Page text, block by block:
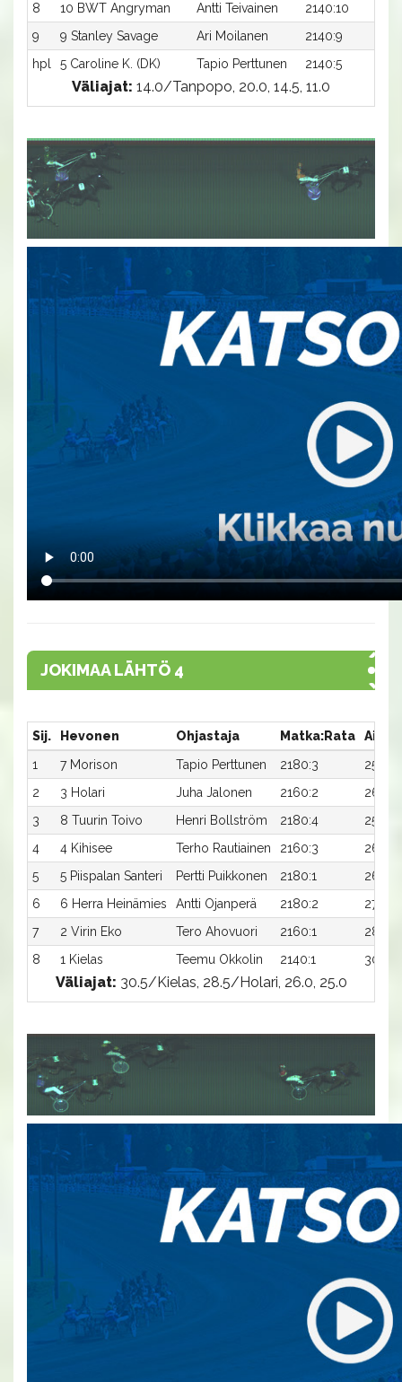
8
10 BWT Angryman Antti Teivainen 2140:10
9
9 Stanley Savage Ari Moilanen 2140:9
hpl
5 Caroline K. (DK) Tapio Perttunen 2140:5
Väliajat: 14.0/Tanpopo, 20.0, 14.5, 11.0
JOKIMAA LÄHTÖ 4
Sij. Hevonen Ohjastaja Matka:Rata
Aika
1
7 Morison Tapio Perttunen 2180:3
25,2
2
3 Holari Juha Jalonen 2160:2
26,3
3
8 Tuurin Toivo Henri Bollström 2180:4
25,6
4
4 Kihisee Terho Rautiainen 2160:3
26,5
5
5 Piispalan Santeri Pertti Puikkonen 2180:1
26,9x
6
6 Herra Heinämies Antti Ojanperä 2180:2
27,0x
7
2 Virin Eko Tero Ahovuori 2160:1
28,8
8
1 Kielas Teemu Okkolin 2140:1 30,2
Väliajat: 30.5/Kielas, 28.5/Holari, 26.0, 25.0